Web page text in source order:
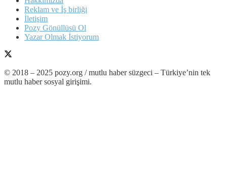
Reklam ve İş birliği
İletişim
Pozy Gönüllüsü Ol
Yazar Olmak İstiyorum
© 2018 – 2025 pozy.org / mutlu haber süzgeci – Türkiye’nin tek
mutlu haber sosyal girişimi.